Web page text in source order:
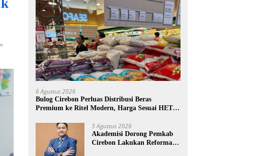
6 Agustus 2026
Bulog Cirebon Perluas Distribusi Beras
Premium ke Ritel Modern, Harga Sesuai HET
5 Agustus 2026
Akademisi Dorong Pemkab
Cirebon Lakukan Reformasi